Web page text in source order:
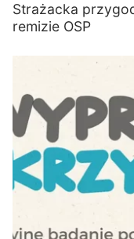
Strażacka
remizie OSP